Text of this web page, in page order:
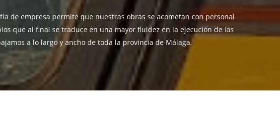
de empresa permite que nuestras obras se acometan con personal
que al final se traduce en una mayor fluidez en la ejecución de las
a lo largo y ancho de toda la provincia de Málaga.